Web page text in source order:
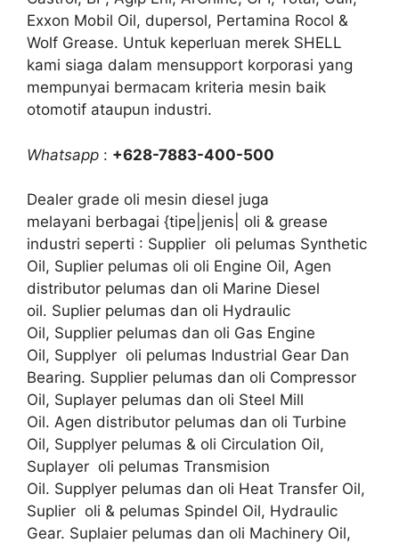
Exxon Mobil Oil, dupersol, Pertamina Rocol &
Wolf Grease. Untuk keperluan merek SHELL
kami siaga dalam mensupport korporasi yang
mempunyai bermacam kriteria mesin baik
otomotif ataupun industri.
Whatsapp : +628-7883-400-500
Dealer grade oli mesin diesel juga
melayani berbagai {tipe|jenis| oli & grease
industri seperti : Supplier oli pelumas Synthetic
Oil, Suplier pelumas oli oli Engine Oil, Agen
distributor pelumas dan oli Marine Diesel
oil. Suplier pelumas dan oli Hydraulic
Oil, Supplier pelumas dan oli Gas Engine
Oil, Supplyer oli pelumas Industrial Gear Dan
Bearing. Supplier pelumas dan oli Compressor
Oil, Suplayer pelumas dan oli Steel Mill
Oil. Agen distributor pelumas dan oli Turbine
Oil, Supplyer pelumas & oli Circulation Oil,
Suplayer oli pelumas Transmision
Oil. Supplyer pelumas dan oli Heat Transfer Oil,
Suplier oli & pelumas Spindel Oil, Hydraulic
Gear. Suplaier pelumas dan oli Machinery Oil,